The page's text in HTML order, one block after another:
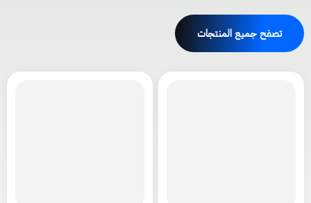
تصفح جميع المنتجات